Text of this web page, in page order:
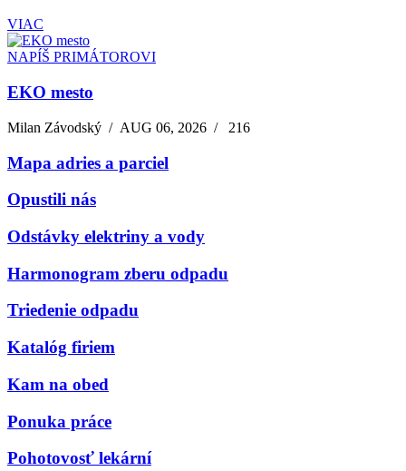
VIAC
NAPÍŠ PRIMÁTOROVI
EKO mesto
Milan Závodský /AUG 06, 2026 / 216
Mapa adries a parciel
Opustili nás
Odstávky elektriny a vody
Harmonogram zberu odpadu
Triedenie odpadu
Katalóg firiem
Kam na obed
Ponuka práce
Pohotovosť lekární